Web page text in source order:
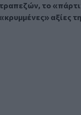
το
αξίες